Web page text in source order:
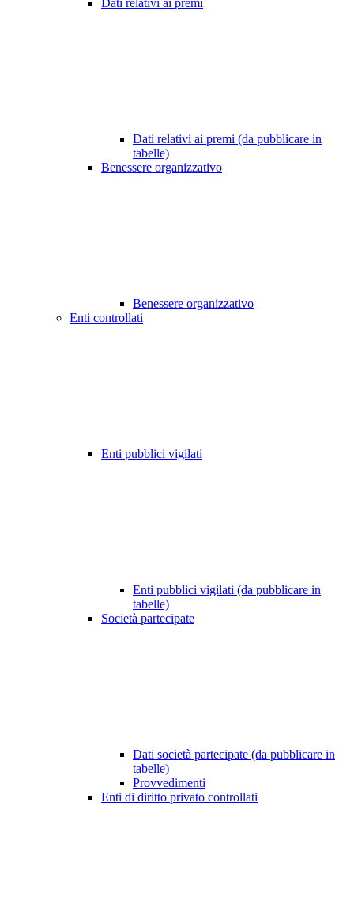
Dati relativi ai premi
Dati relativi ai premi (da pubblicare in
tabelle)
Benessere organizzativo
Benessere organizzativo
Enti controllati
Enti pubblici vigilati
Enti pubblici vigilati (da pubblicare in
tabelle)
Società partecipate
Dati società partecipate (da pubblicare in
tabelle)
Provvedimenti
Enti di diritto privato controllati